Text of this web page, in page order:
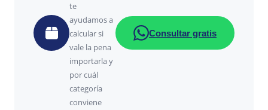
te
ayudamos a
calcular si
vale la pena
importarla y
por cuál
categoría
conviene
Consultar gratis